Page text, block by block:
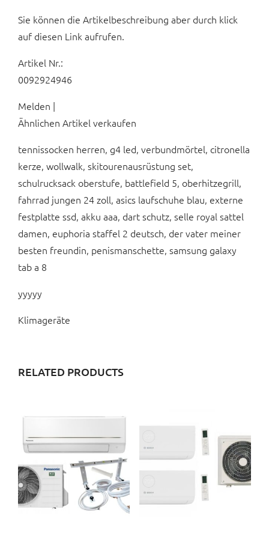
Sie können die Artikelbeschreibung aber durch klick
auf diesen Link aufrufen.
Artikel Nr.:
0092924946
Melden |
Ähnlichen Artikel verkaufen
tennissocken herren, g4 led, verbundmörtel, citronella
kerze, wollwalk, skitourenausrüstung set,
schulrucksack oberstufe, battlefield 5, oberhitzegrill,
fahrrad jungen 24 zoll, asics laufschuhe blau, externe
festplatte ssd, akku aaa, dart schutz, selle royal sattel
damen, euphoria staffel 2 deutsch, der vater meiner
besten freundin, penismanschette, samsung galaxy
tab a 8
yyyyy
Klimageräte
RELATED PRODUCTS